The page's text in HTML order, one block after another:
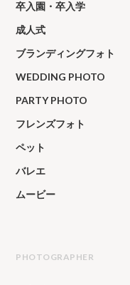
卒入園・卒入学
成人式
ブランディングフォト
WEDDING PHOTO
PARTY PHOTO
フレンズフォト
ペット
バレエ
ムービー
PHOTOGRAPHER